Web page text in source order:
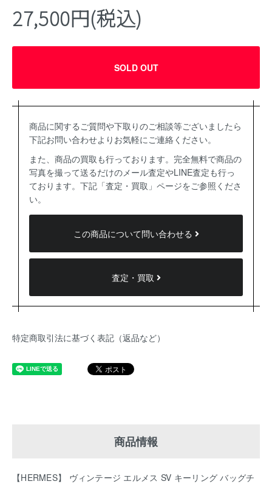
27,500円(税込)
SOLD OUT
商品に関するご質問や下取りのご相談等ございましたら
下記お問い合わせよりお気軽にご連絡ください。
また、商品の買取も行っております。完全無料で商品の
写真を撮って送るだけのメール査定やLINE査定も行っ
ております。下記「査定・買取」ページをご参照くださ
い。
この商品について問い合わせる
査定・買取
特定商取引法に基づく表記（返品など）
商品情報
【HERMES】 ヴィンテージ エルメス SV キーリング バッグチ